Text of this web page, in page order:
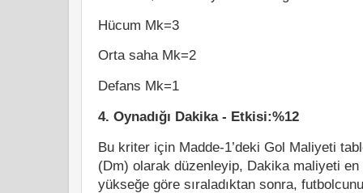
Hücum Mk=3
Orta saha Mk=2
Defans Mk=1
4. Oynadığı Dakika - Etkisi:%12
Bu kriter için Madde-1’deki Gol Maliyeti
(Dm) olarak düzenleyip, Dakika maliyeti
yükseğe göre sıraladıktan sonra,